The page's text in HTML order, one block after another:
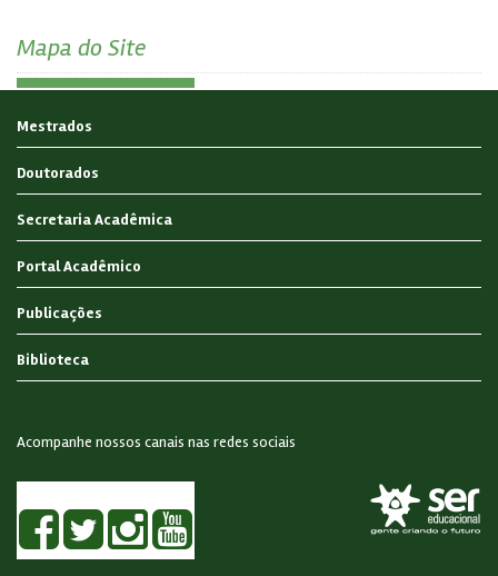
Mapa do Site
Mestrados
Doutorados
Secretaria Acadêmica
Portal Acadêmico
Publicações
Biblioteca
Acompanhe nossos canais nas redes sociais